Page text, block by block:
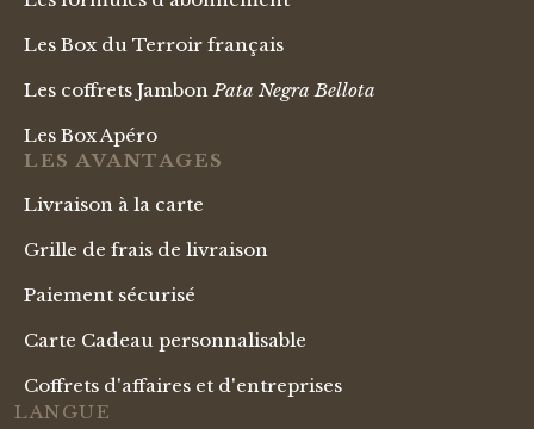
Les Box du Terroir français
Les coffrets JambonPata Negra Bellota
Les Box Apéro
LES AVANTAGES
Livraison à la carte
Grille de frais de livraison
Paiement sécurisé
Carte Cadeau personnalisable
Coffrets d'affaires et d'entreprises
LANGUE